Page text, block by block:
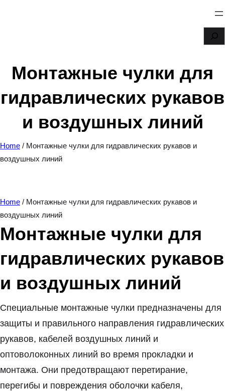
r
c
Монтажные чулки для
гидравлических рукавов
и воздушных линий
Home / Монтажные чулки для гидравлических рукавов и
воздушных линий
Home / Монтажные чулки для гидравлических рукавов и
воздушных линий
Монтажные чулки для
гидравлических рукавов
и воздушных линий
Специальные монтажные чулки предназначены для
защиты и правильного направления гидравлических
рукавов, кабелей воздушных линий и
оптоволоконных линий во время прокладки и
монтажа. Они предотвращают перетирание,
перегибы и повреждения оболочки кабеля,